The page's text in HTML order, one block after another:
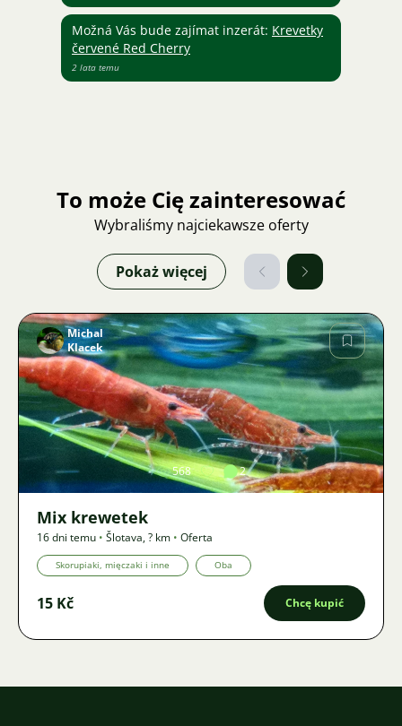
Možná Vás bude zajímat inzerát: Krevetky
červené Red Cherry
2 lata temu
To może Cię zainteresować
Wybraliśmy najciekawsze oferty
Pokaż więcej
Zdjęcie
Michal
Klacek
568 2
Mix krewetek
16 dni temu • Šlotava,? km • Oferta
Skorupiaki, mięczaki i inne Oba
15 Kč Chcę kupić